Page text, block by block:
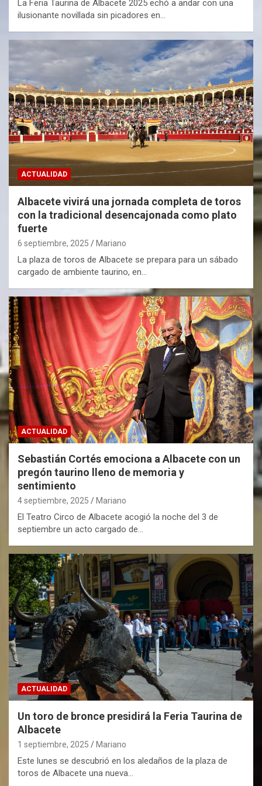
La Feria Taurina de Albacete 2025 echó a andar con una
ilusionante novillada sin picadores en…
ACTUALIDAD
Albacete vivirá una jornada completa de toros
con la tradicional desencajonada como plato
fuerte
6 septiembre, 2025 Mariano
La plaza de toros de Albacete se prepara para un sábado
cargado de ambiente taurino, en…
ACTUALIDAD
Sebastián Cortés emociona a Albacete con un
pregón taurino lleno de memoria y
sentimiento
4 septiembre, 2025 Mariano
El Teatro Circo de Albacete acogió la noche del 3 de
septiembre un acto cargado de…
ACTUALIDAD
Un toro de bronce presidirá la Feria Taurina de
Albacete
1 septiembre, 2025 Mariano
Este lunes se descubrió en los aledaños de la plaza de
toros de Albacete una nueva…